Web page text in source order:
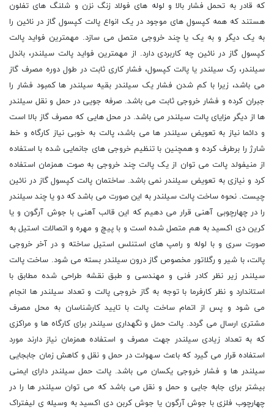
که قادر به تحمل فشار بالا و لوله های فولاد زنگ نزن و شلنگ های تفلون
هستند که همه کپسول های موجود در یک انواع پالت کپسول گاز در نائین را
به یک دیگر و به یک یا چند خروجی متصل می سازد. مهمترین فواید پالت
کپسول گاز در نائین چه کاربردی دارد. از مهمترین فواید پالت سیلندر، باندل
سیلندر، رک سیلندر یا پالت کپسول، فشار کاری ثابت در طول دوره مصرف گاز
می باشد، زیرا با کم شدن فشار یک سیلندر بقیه سیلندر ها کمبود فشار را
جبران کرده و فشار خروجی ثابت می باشد. صرفه جویی در حمل و نقل سیلندر
ها از دیگر مزایای پالت سیلندر می باشد. در محل هایی که مصرف گاز بالا است
و دائما نیاز به تعویض سیلندر ها می باشد، پالت به خوبی نیاز کارگاه و خط
شارژ را برطرف کرده و همچنین با تنظیم خروجی های جانمایی شده با استفاده
از منیفولد پالت می توان از یک پالت چند خروجی به صوت همزمان استفاده
کرد و نیازی به تعویض سیلندر نمی باشد. ساختمان پالت کپسول گاز در نائین
چیست. نحوه ساخت پالت سیلندر به این صورت می باشد که دو یا چند سیلندر
را در چهارچوبی آهنی قرار می دهیم که این قالب آهنی با جوش آرگون و یا
کرین دی اکسید به هم متصل شده است و با پیچ و مهره و اتصالات استیل به
صورت سری و با لوله و رامپ های استنلس استیل ساخته و در آخر خروجی
پالت، با شیر و رگلاتور مخصوص گاز درون سیلندر بسته می شود. ساخت پالت
سیلندر زیر نظر کادر فنی و مهندسی و طبق نقشه طراحی شده مطابق با
استاندارد و نظر کارفرما با توجه به گاز خروجی پالت و تعداد سیلندر ها انجام
می شود و پس از اتمام ساخت پالت با تایید کارشناسان به محل مصرف
مشتری ارسال می گردد. پالت حمل و نگهداری سیلندر برای کارگاه ها و مراکزی
که به تعداد زیادی سیلندر جهت مصرف و استفاده همزمان نیاز دارند مورد
استفاده قرار می گیرد که باعث سهولت در حمل و نقل و کاهش زمان جابجایی
سیلندر ها و فشار خروجی یکسان می باشد. پالت حمل سیلندر دارای ایمنی
بیشتر برای جابه جایی و حمل و نقل می باشد که می توان سیلندر ها را در
چهارچوب فلزی با جوش آرگون یا جوش کربن دی اکسید به وسیله ی لیفتراک